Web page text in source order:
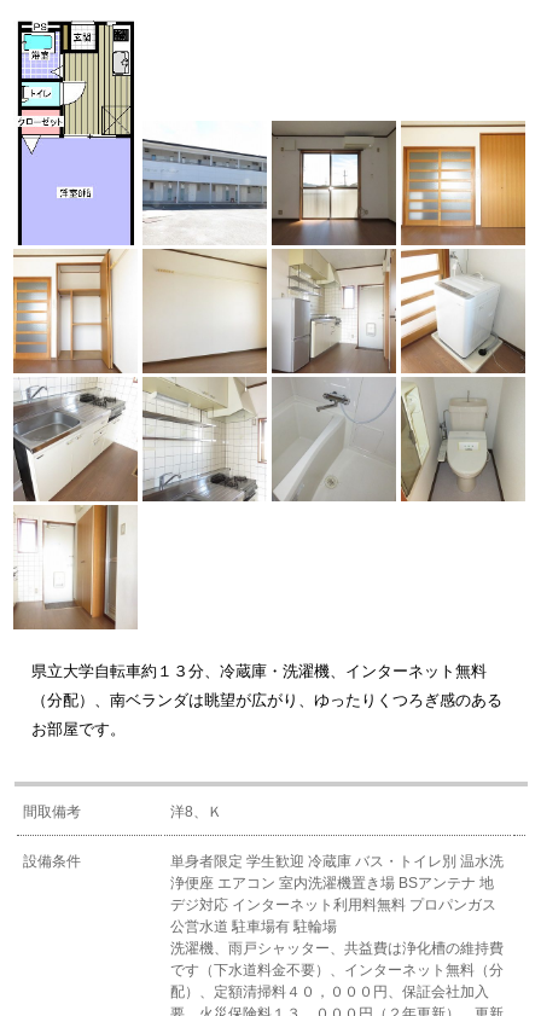
県立大学自転車約１３分、冷蔵庫・洗濯機、インターネット無料
（分配）、南ベランダは眺望が広がり、ゆったりくつろぎ感のある
お部屋です。
間取備考 洋8、Ｋ
設備条件 単身者限定 学生歓迎 冷蔵庫 バス・トイレ別 温水洗
浄便座 エアコン 室内洗濯機置き場 BSアンテナ 地
デジ対応 インターネット利用料無料 プロパンガス
公営水道 駐車場有 駐輪場
洗濯機、雨戸シャッター、共益費は浄化槽の維持費
です（下水道料金不要）、インターネット無料（分
配）、定額清掃料４０，０００円、保証会社加入